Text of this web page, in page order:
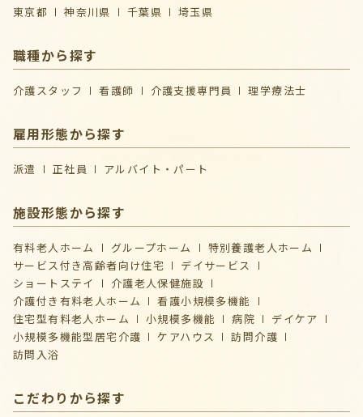
東京都 神奈川県 千葉県 埼玉県
職種から探す
介護スタッフ 看護師 介護支援専門員 理学療法士
雇用形態から探す
派遣 正社員 アルバイト・パート
施設形態から探す
有料老人ホーム グループホーム
特別養護老人ホーム
サービス付き高齢者向け住宅
デイサービス
ショートステイ
介護⽼⼈保健施設
介護付き有料老人ホーム
看護小規模多機能
住宅型有料老人ホーム
小規模多機能 病院
デイケア
⼩規模多機能型居宅介護
ケアハウス
訪問介護
訪問入浴
こだわりから探す